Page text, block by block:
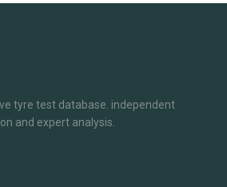
tyre test database. independent
and expert analysis.